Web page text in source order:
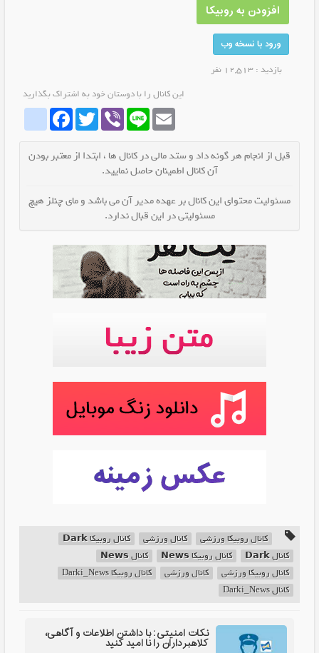
افزودن به روبیکا
ورود با نسخه وب
بازدید : 12,513 نفر
این کانال را با دوستان خود به اشتراک بگذارید
whatrubikaFacebookTwitter Viber Line Email
قبل از انجام هر گونه داد و ستد مالی در کانال ها ، ابتدا از معتبر بودن
آن کانال اطمینان حاصل نمایید.
مسئولیت محتوای این کانال بر عهده مدیر آن می باشد و مای چنلز هیچ
مسئولیتی در این قبال ندارد.
کانال روبیکا ورزشی کانال ورزشی
کانال روبیکا 𝗗𝗮𝗿𝗸
کانال 𝗗𝗮𝗿𝗸
کانال روبیکا 𝗡𝗲𝘄𝘀
کانال 𝗡𝗲𝘄𝘀
کانال روبیکا ورزشی
کانال ورزشی
کانال روبیکا Darki_News
کانال Darki_News
نکات امنیتی: با داشتن اطلاعات و آگاهی،
کلاهبرداران را نا امید کنید